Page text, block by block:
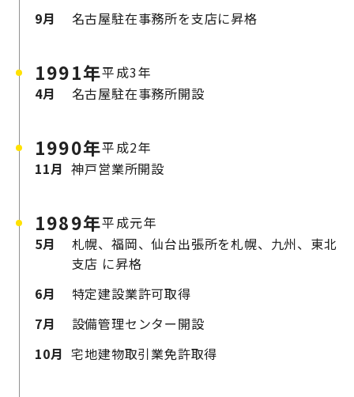
9月
名古屋駐在事務所を支店に昇格
1991年平成3年
4月
名古屋駐在事務所開設
1990年平成2年
11月 神戸営業所開設
1989年平成元年
5月
札幌、福岡、仙台出張所を札幌、九州、東北
支店 に昇格
6月
特定建設業許可取得
7月
設備管理センター開設
10月 宅地建物取引業免許取得